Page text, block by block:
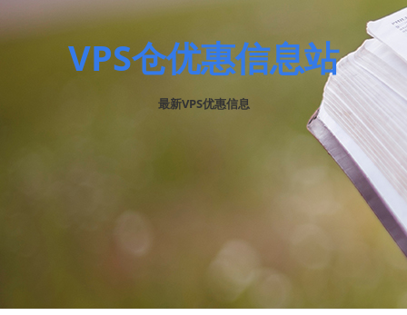
VPS仓优惠信息站
最新VPS优惠信息